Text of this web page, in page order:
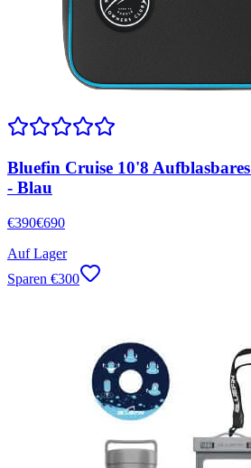
Bluefin Cruise 10'8
- Blau
€390€690
Auf Lager
Sparen €300